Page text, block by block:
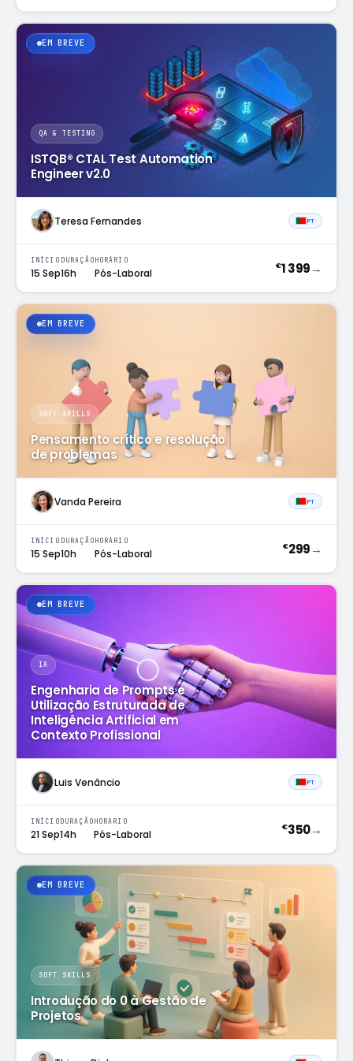
EM BREVE
QA & TESTING
ISTQB® CTAL Test Automation
Engineer v2.0
Teresa Fernandes PT
INÍCIO
15 Sep
DURAÇÃO
16h
HORÁRIO
Pós-Laboral
€1 399→
EM BREVE
SOFT SKILLS
Pensamento crítico e resolução
de problemas
Vanda Pereira PT
INÍCIO
15 Sep
DURAÇÃO
10h
HORÁRIO
Pós-Laboral
€299→
EM BREVE
IA
Engenharia de Prompts e
Utilização Estruturada de
Inteligência Artificial em
Contexto Profissional
Luis Venâncio PT
INÍCIO
21 Sep
DURAÇÃO
14h
HORÁRIO
Pós-Laboral
€350→
EM BREVE
SOFT SKILLS
Introdução do 0 à Gestão de
Projetos